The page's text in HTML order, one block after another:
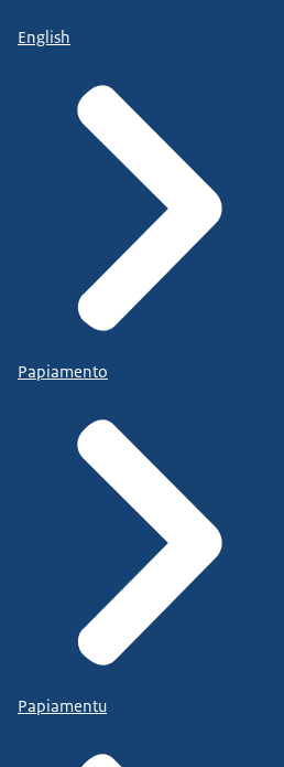
English
Papiamento
Papiamentu